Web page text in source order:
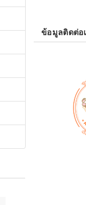
ข้อมูลติดต่อ